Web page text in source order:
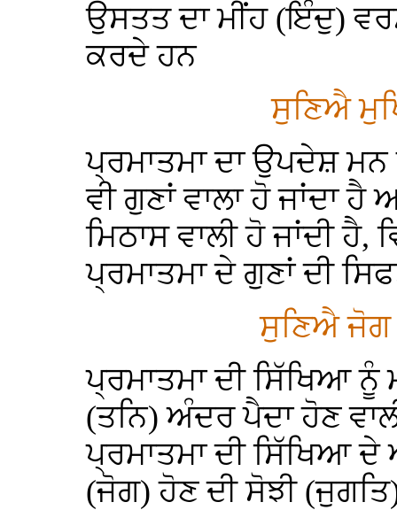
ਉਸਤਤ ਦਾ ਮੀਂਹ (ਇੰਦੁ)
ਕਰਦੇ ਹਨ
ਸੁਣਿਐ
ਪ੍ਰਮਾਤਮਾ ਦਾ ਉਪਦੇਸ਼
ਵੀ ਗੁਣਾਂ ਵਾਲਾ ਹੋ ਜਾਂਦਾ
ਮਿਠਾਸ ਵਾਲੀ ਹੋ ਜਾਂਦੀ ਹੈ,
ਪ੍ਰਮਾਤਮਾ ਦੇ ਗੁਣਾਂ ਦੀ
ਸੁਣਿਐ ਜੋਗ
ਪ੍ਰਮਾਤਮਾ ਦੀ ਸਿੱਖਿਆ
(ਤਨਿ) ਅੰਦਰ ਪੈਦਾ ਹੋਣ
ਪ੍ਰਮਾਤਮਾ ਦੀ ਸਿੱਖਿਆ
(ਜੋਗ) ਹੋਣ ਦੀ ਸੋਝੀ